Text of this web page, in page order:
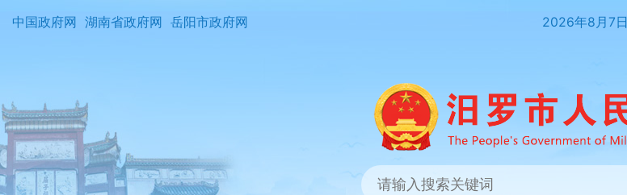
中国政府网 湖南省政府网 岳阳市政府网 2026年8月7日